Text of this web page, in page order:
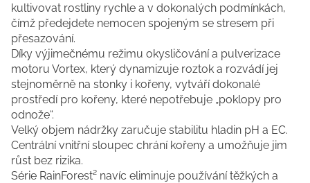
kultivovat rostliny rychle a v dokonalých podmínkách,
čímž předejdete nemocen spojeným se stresem při
přesazování.
Díky výjimečnému režimu okysličování a pulverizace
motoru Vortex, který dynamizuje roztok a rozvádí jej
stejnoměrně na stonky i kořeny, vytváří dokonalé
prostředí pro kořeny, které nepotřebuje „poklopy pro
odnože“.
Velký objem nádržky zaručuje stabilitu hladin pH a EC.
Centrální vnitřní sloupec chrání kořeny a umožňuje jim
růst bez rizika.
Série RainForest² navíc eliminuje používání těžkých a